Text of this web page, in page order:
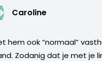
Caroline
hem ook “normaal”
Zodanig dat je met je